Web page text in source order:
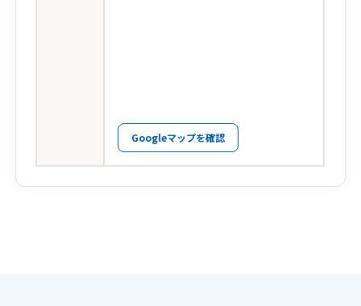
Googleマップを確認